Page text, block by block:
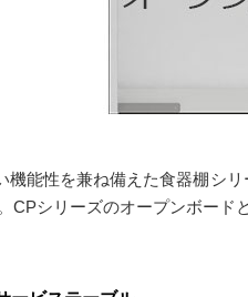
機能性を兼ね備えた食器棚シ
CPシリーズのオープンボー